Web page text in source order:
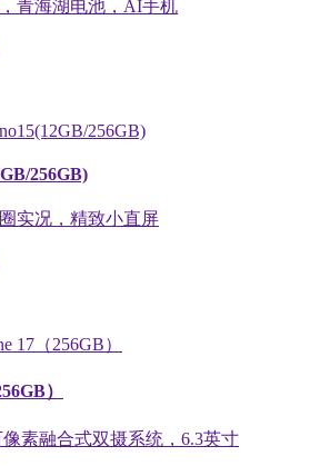
青海湖电池，AI手机
256GB)
实况，精致小直屏
）
素融合式双摄系统，6.3英寸